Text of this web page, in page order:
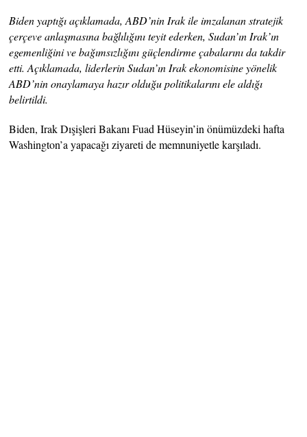
Biden yaptığı açıklamada, ABD’nin Irak ile imzalanan stratejik
çerçeve anlaşmasına bağlılığını teyit ederken, Sudan’ın Irak’ın
egemenliğini ve bağımsızlığını güçlendirme çabalarını da takdir
etti. Açıklamada, liderlerin Sudan’ın Irak ekonomisine yönelik
ABD’nin onaylamaya hazır olduğu politikalarını ele aldığı
belirtildi.
Biden, Irak Dışişleri Bakanı Fuad Hüseyin’in önümüzdeki hafta
Washington’a yapacağı ziyareti de memnuniyetle karşıladı.